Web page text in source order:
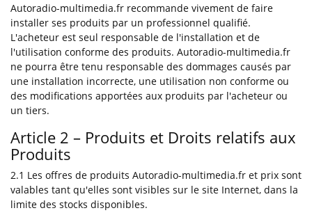
Autoradio-multimedia.fr recommande vivement de faire
installer ses produits par un professionnel qualifié.
L'acheteur est seul responsable de l'installation et de
l'utilisation conforme des produits. Autoradio-multimedia.fr
ne pourra être tenu responsable des dommages causés par
une installation incorrecte, une utilisation non conforme ou
des modifications apportées aux produits par l'acheteur ou
un tiers.
Article 2 – Produits et Droits relatifs aux
Produits
2.1 Les offres de produits Autoradio-multimedia.fr et prix sont
valables tant qu'elles sont visibles sur le site Internet, dans la
limite des stocks disponibles.